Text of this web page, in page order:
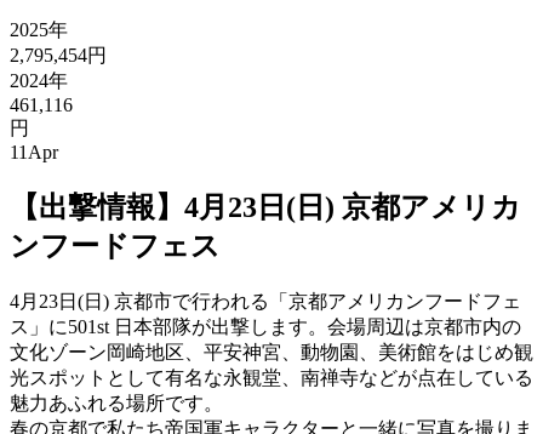
2025年
2,795,454円
2024年
461,116
円
11 Apr
【出撃情報】4月23日(日) 京都アメリカ
ンフードフェス
4月23日(日) 京都市で行われる「京都アメリカンフードフェ
ス」に501st 日本部隊が出撃します。会場周辺は京都市内の
文化ゾーン岡崎地区、平安神宮、動物園、美術館をはじめ観
光スポットとして有名な永観堂、南禅寺などが点在している
魅力あふれる場所です。
春の京都で私たち帝国軍キャラクターと一緒に写真を撮りま